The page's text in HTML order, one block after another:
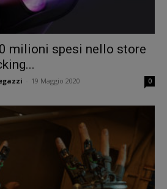
milioni spesi nello store
19 Maggio 2020 0